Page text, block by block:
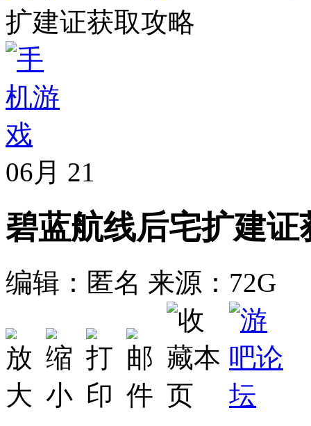
扩建证获取攻略
06月 21
碧蓝航线后宅扩建证
编辑：匿名 来源：72G